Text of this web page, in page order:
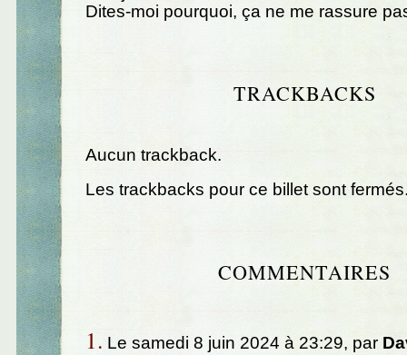
Dites-moi pourquoi, ça ne me rassure
TRACKBACKS
Aucun trackback.
Les trackbacks pour ce billet sont
COMMENTAIRES
1. Le samedi 8 juin 2024 à 23:29, par